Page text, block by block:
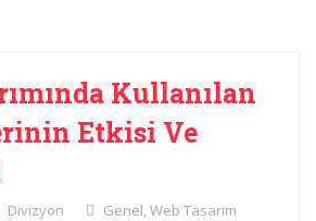
Kullanılan
Etkisi Ve
Divizyon Genel,Web Tasarım